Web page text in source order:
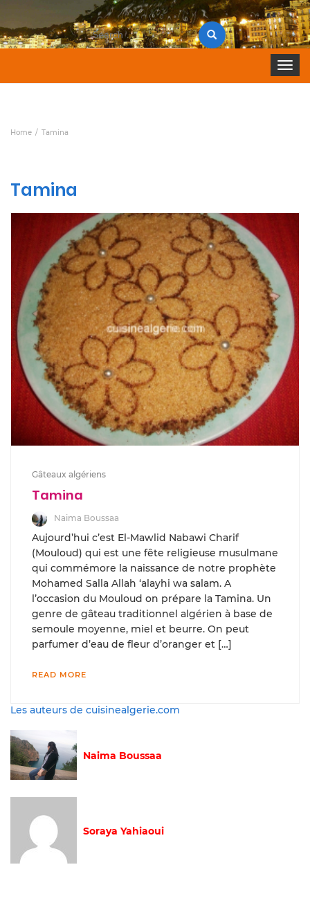
Search
for:
Toggle
Home Tamina
Tamina
Gâteaux algériens
Tamina
Naima Boussaa
Aujourd’hui c’est El-Mawlid Nabawi Charif
(Mouloud) qui est une fête religieuse musulmane
qui commémore la naissance de notre prophète
Mohamed Salla Allah ‘alayhi wa salam. A
l’occasion du Mouloud on prépare la Tamina. Un
genre de gâteau traditionnel algérien à base de
semoule moyenne, miel et beurre. On peut
parfumer d’eau de fleur d’oranger et […]
READ MORE
Les auteurs de cuisinealgerie.com
Naima Boussaa
Soraya Yahiaoui